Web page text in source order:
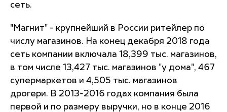
сеть.
"Магнит" - крупнейший в России ритейлер по
числу магазинов. На конец декабря 2018 года
сеть компании включала 18,399 тыс. магазинов,
в том числе 13,427 тыс. магазинов "у дома", 467
супермаркетов и 4,505 тыс. магазинов
дрогери. В 2013-2016 годах компания была
первой и по размеру выручки, но в конце 2016